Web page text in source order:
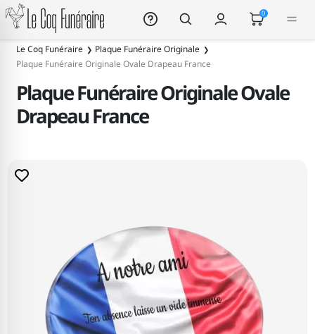
Le Coq Funéraire 0
Le Coq Funéraire
Plaque Funéraire Originale
Plaque Funéraire Originale Ovale Drapeau France
Plaque Funéraire Originale Ovale
Drapeau France